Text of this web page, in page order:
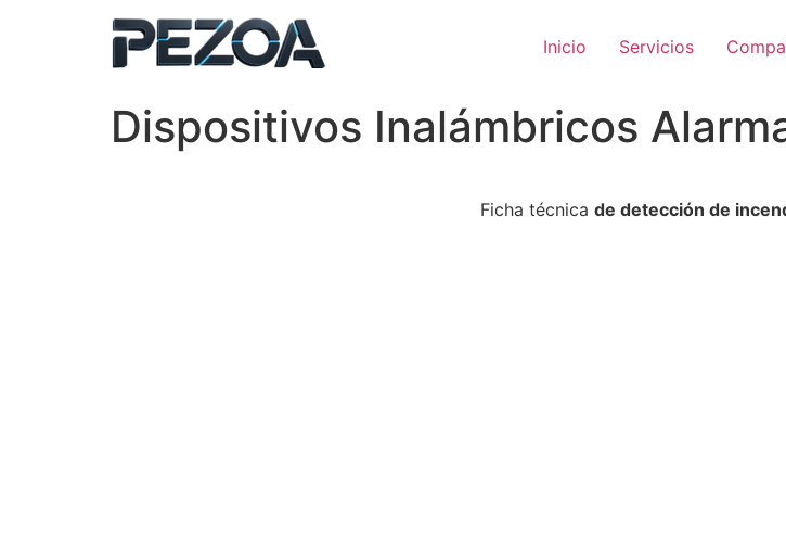
Inicio Servicios
Dispositivos Inalámbricos
Ficha técnica de detección de